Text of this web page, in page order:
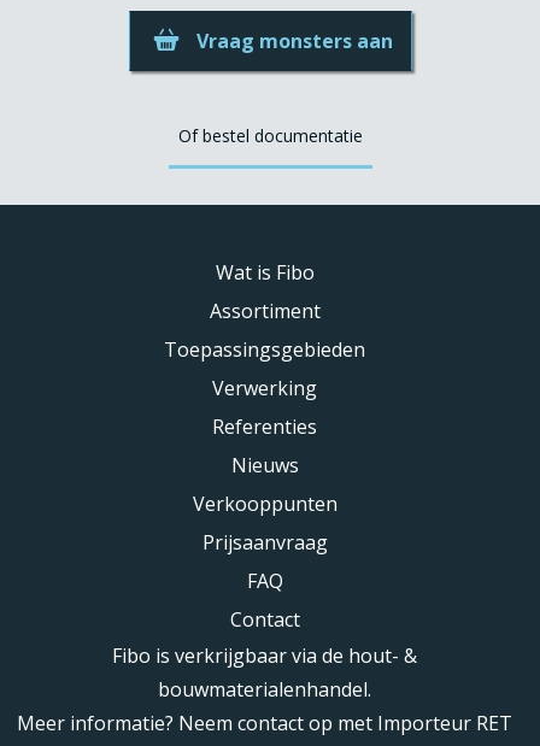
Vraag monsters aan
Of bestel documentatie
Wat is Fibo
Assortiment
Toepassingsgebieden
Verwerking
Referenties
Nieuws
Verkooppunten
Prijsaanvraag
FAQ
Contact
Fibo is verkrijgbaar via de hout- &
bouwmaterialenhandel.
Meer informatie? Neem contact op met Importeur RET